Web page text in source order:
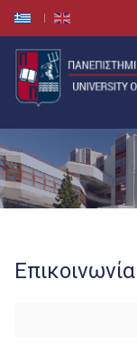
Επικοινωνία